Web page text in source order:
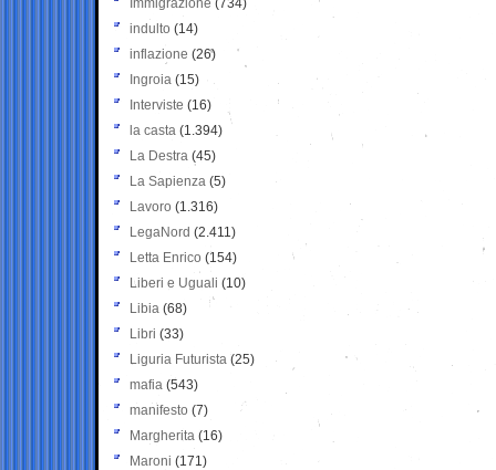
Immigrazione (734)
indulto (14)
inflazione (26)
Ingroia (15)
Interviste (16)
la casta (1.394)
La Destra (45)
La Sapienza (5)
Lavoro (1.316)
LegaNord (2.411)
Letta Enrico (154)
Liberi e Uguali (10)
Libia (68)
Libri (33)
Liguria Futurista (25)
mafia (543)
manifesto (7)
Margherita (16)
Maroni (171)